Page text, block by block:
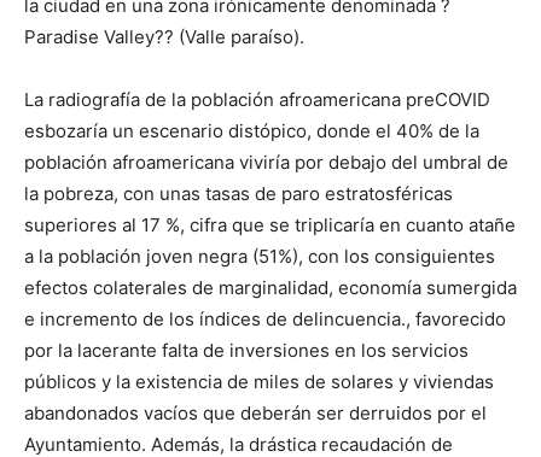
la ciudad en una zona irónicamente denominada ?
Paradise Valley?? (Valle paraíso).
La radiografía de la población afroamericana preCOVID
esbozaría un escenario distópico, donde el 40% de la
población afroamericana viviría por debajo del umbral de
la pobreza, con unas tasas de paro estratosféricas
superiores al 17 %, cifra que se triplicaría en cuanto atañe
a la población joven negra (51%), con los consiguientes
efectos colaterales de marginalidad, economía sumergida
e incremento de los índices de delincuencia., favorecido
por la lacerante falta de inversiones en los servicios
públicos y la existencia de miles de solares y viviendas
abandonados vacíos que deberán ser derruidos por el
Ayuntamiento. Además, la drástica recaudación de